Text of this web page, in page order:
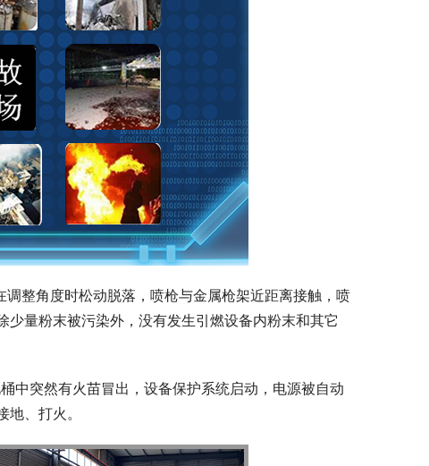
整角度时松动脱落，喷枪与金属枪架近距离接触，喷
量粉末被污染外，没有发生引燃设备内粉末和其它
中突然有火苗冒出，设备保护系统启动，电源被自动
、打火。